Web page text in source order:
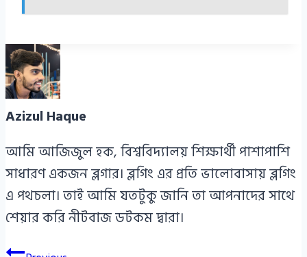
Azizul Haque
আমি আজিজুল হক, বিশ্ববিদ্যালয় শিক্ষার্থী পাশাপাশি
সাধারণ একজন ব্লগার। ব্লগিং এর প্রতি ভালোবাসায় ব্লগিং
এ পথচলা। তাই আমি যতটুকু জানি তা আপনাদের সাথে
শেয়ার করি নীটবাজ ডটকম দ্বারা।